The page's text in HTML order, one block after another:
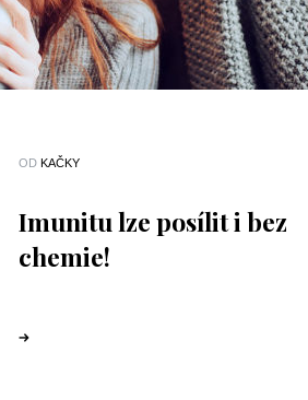
OD KAČKY
Imunitu lze posílit i bez
chemie!